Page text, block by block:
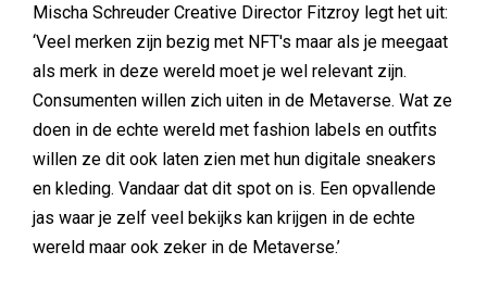
Mischa Schreuder Creative Director Fitzroy legt het uit:
‘Veel merken zijn bezig met NFT's maar als je meegaat
als merk in deze wereld moet je wel relevant zijn.
Consumenten willen zich uiten in de Metaverse. Wat ze
doen in de echte wereld met fashion labels en outfits
willen ze dit ook laten zien met hun digitale sneakers
en kleding. Vandaar dat dit spot on is. Een opvallende
jas waar je zelf veel bekijks kan krijgen in de echte
wereld maar ook zeker in de Metaverse.’